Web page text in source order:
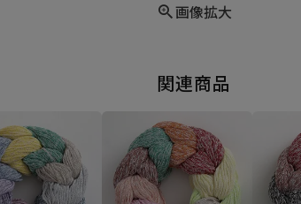
画像拡大
関連商品